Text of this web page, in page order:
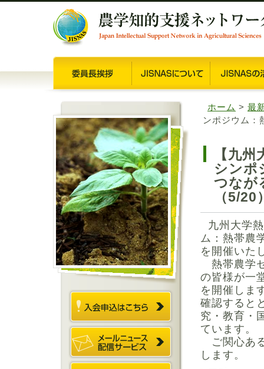
ホーム > 最
ンポジウム
【九
シンポ
つなが
（5/20
九州大学
ム：熱帯農
を開催いた
熱帯農学
の皆様が一
を開催しま
確認すると
究・教育・
ています。
ご関心あ
します。